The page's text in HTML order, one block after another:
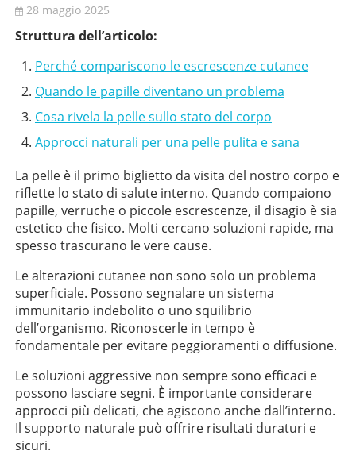
28 maggio 2025
Struttura dell’articolo:
Perché compariscono le escrescenze cutanee
Quando le papille diventano un problema
Cosa rivela la pelle sullo stato del corpo
Approcci naturali per una pelle pulita e sana
La pelle è il primo biglietto da visita del nostro corpo e
riflette lo stato di salute interno. Quando compaiono
papille, verruche o piccole escrescenze, il disagio è sia
estetico che fisico. Molti cercano soluzioni rapide, ma
spesso trascurano le vere cause.
Le alterazioni cutanee non sono solo un problema
superficiale. Possono segnalare un sistema
immunitario indebolito o uno squilibrio
dell’organismo. Riconoscerle in tempo è
fondamentale per evitare peggioramenti o diffusione.
Le soluzioni aggressive non sempre sono efficaci e
possono lasciare segni. È importante considerare
approcci più delicati, che agiscono anche dall’interno.
Il supporto naturale può offrire risultati duraturi e
sicuri.